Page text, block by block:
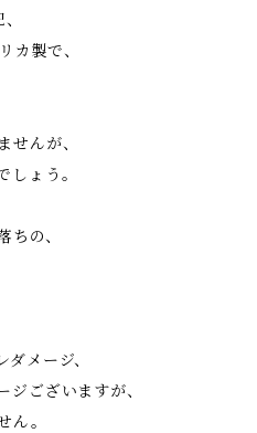
カ製で、
せんが、
しょう。
ちの、
メージ、
ジございますが、
ん。